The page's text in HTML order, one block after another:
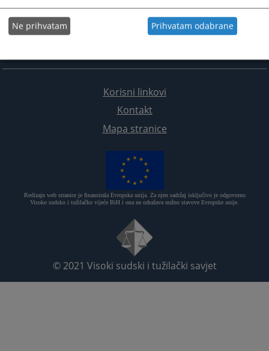
Korisni linkovi
Kontakt
Mapa stranice
Redizajn web stranice je finansirala Evropska unija. Za njen sadržaj isključivo je odgovorno
Visoko sudsko i tužilačko vijeće BiH i ona ne odražava nužno stavove Evropske unije.
© 2021 Visoki sudski i tužilački savjet
Ne prihvatam Prihvatam odabrane